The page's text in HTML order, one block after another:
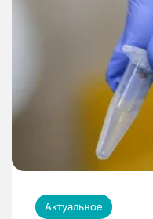
Актуальное